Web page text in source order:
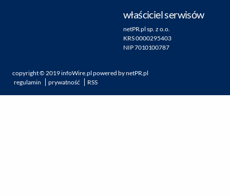
właściciel serwisów
netPR.pl sp. z o.o.
KRS 0000295403
NIP 7010100787
copyright ©2019infoWire.pl powered bynetPR.pl
regulamin
prywatność RSS